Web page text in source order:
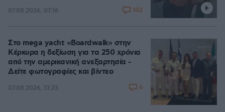
07.08.2026, 07:16 102
Στο mega yacht «Boardwalk» στην
Κέρκυρα η δεξίωση για τα 250 χρόνια
από την αμερικανική ανεξαρτησία -
Δείτε φωτογραφίες και βίντεο
07.08.2026, 13:23 6